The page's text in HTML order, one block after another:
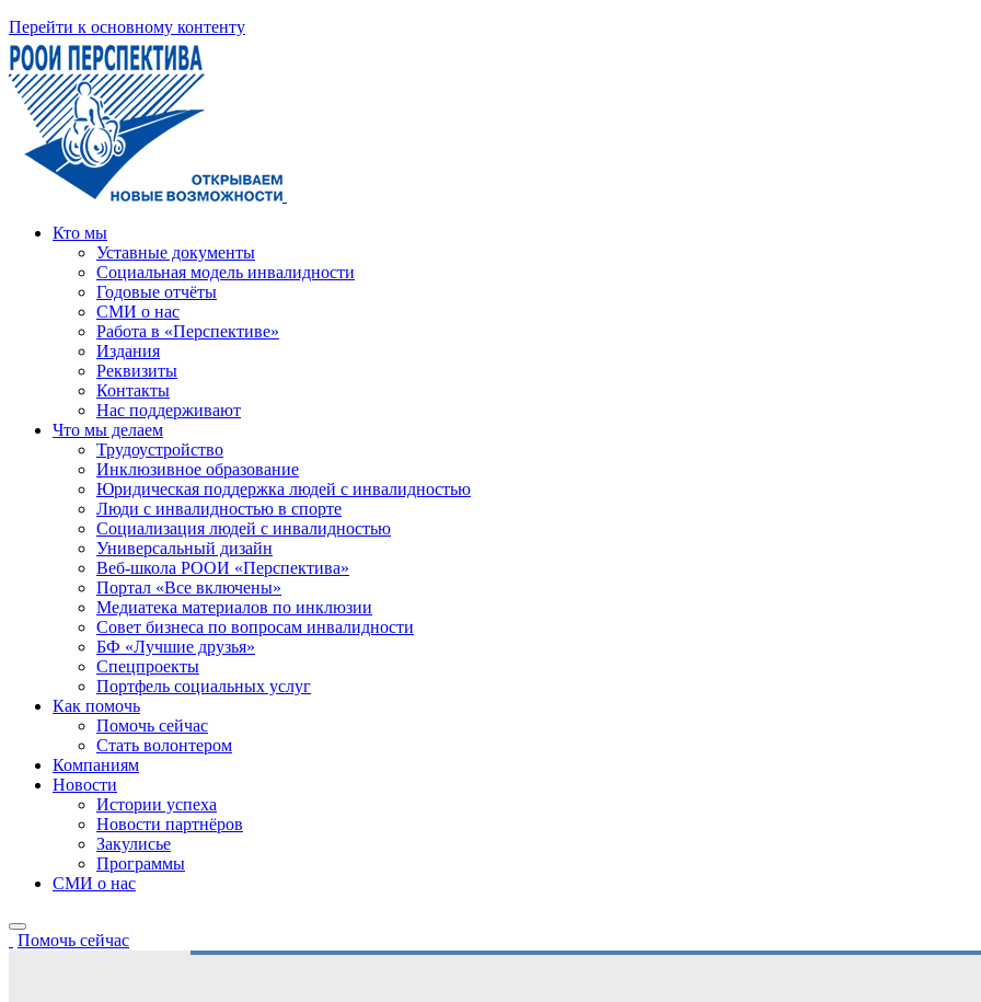
Перейти к основному контенту
Кто мы
Уставные документы
Социальная модель инвалидности
Годовые отчёты
СМИ о нас
Работа в «Перспективе»
Издания
Реквизиты
Контакты
Нас поддерживают
Что мы делаем
Трудоустройство
Инклюзивное образование
Юридическая поддержка людей с инвалидностью
Люди с инвалидностью в спорте
Социализация людей с инвалидностью
Универсальный дизайн
Веб-школа РООИ «Перспектива»
Портал «Все включены»
Медиатека материалов по инклюзии
Совет бизнеса по вопросам инвалидности
БФ «Лучшие друзья»
Спецпроекты
Портфель социальных услуг
Как помочь
Помочь сейчас
Стать волонтером
Компаниям
Новости
Истории успеха
Новости партнёров
Закулисье
Программы
СМИ о нас
Помочь сейчас